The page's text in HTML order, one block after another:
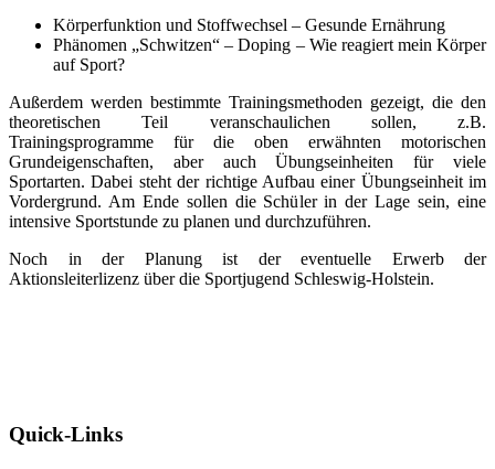
Körperfunktion und Stoffwechsel – Gesunde Ernährung
Phänomen „Schwitzen“ – Doping – Wie reagiert mein Körper
auf Sport?
Außerdem werden bestimmte Trainingsmethoden gezeigt, die den
theoretischen Teil veranschaulichen sollen, z.B.
Trainingsprogramme für die oben erwähnten motorischen
Grundeigenschaften, aber auch Übungseinheiten für viele
Sportarten. Dabei steht der richtige Aufbau einer Übungseinheit im
Vordergrund. Am Ende sollen die Schüler in der Lage sein, eine
intensive Sportstunde zu planen und durchzuführen.
Noch in der Planung ist der eventuelle Erwerb der
Aktionsleiterlizenz über die Sportjugend Schleswig-Holstein.
Quick-Links